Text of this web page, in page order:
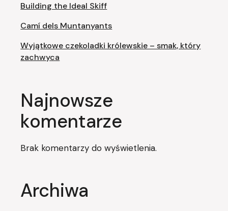
Building the Ideal Skiff
Camí dels Muntanyants
Wyjątkowe czekoladki królewskie – smak, który
zachwyca
Najnowsze
komentarze
Brak komentarzy do wyświetlenia.
Archiwa